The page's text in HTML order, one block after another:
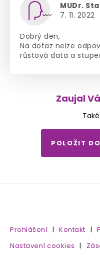
MUDr.
7. 11. 2022
Dobrý den,
Na dotaz nelze
růstová data a
Zaujal
POLOŽIT
Prohlášení | Kontakt |
Nastavení cookies |